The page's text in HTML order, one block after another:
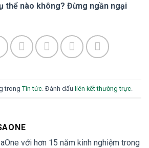
thể nào không? Đừng ngần ngại
trong Tin tức. Đánh dấu liên kết thường trực.
với hơn 15 năm kinh nghiệm trong